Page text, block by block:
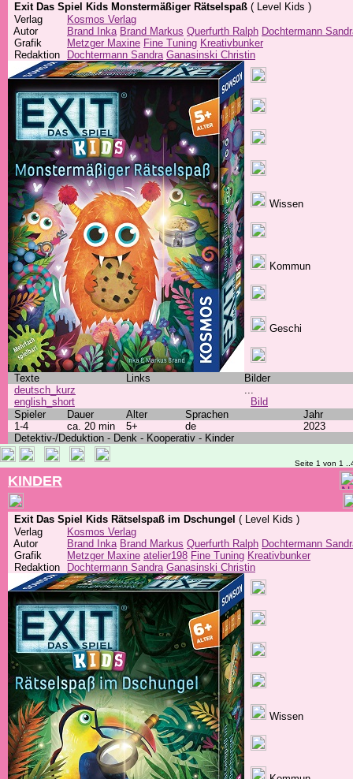
Exit Das Spiel Kids Monstermäßiger Rätselspaß ( Level Kids )
Verlag
Kosmos Verlag
Autor
Brand Inka Brand Markus Querfurth Ralph Dochtermann
Grafik
Metzger Maxine Fine Tuning Kreativbunker
Redaktion
Dochtermann Sandra Ganasinski Christin
Wissen
Kommun
Geschi
Texte Links
Bilder
deutsch_kurz
english_short
...
Bild
Spieler
Dauer Alter Sprachen
Jahr
1-4
ca. 20 min 5+ de
2023
Detektiv-/Deduktion - Denk - Kooperativ - Kinder
Seite 1 von 1
KINDER
Exit Das Spiel Kids Rätselspaß im Dschungel ( Level Kids )
Verlag
Kosmos Verlag
Autor
Brand Inka Brand Markus Querfurth Ralph Dochtermann
Grafik
Metzger Maxine atelier198 Fine Tuning Kreativbunker
Redaktion
Dochtermann Sandra Ganasinski Christin
Wissen